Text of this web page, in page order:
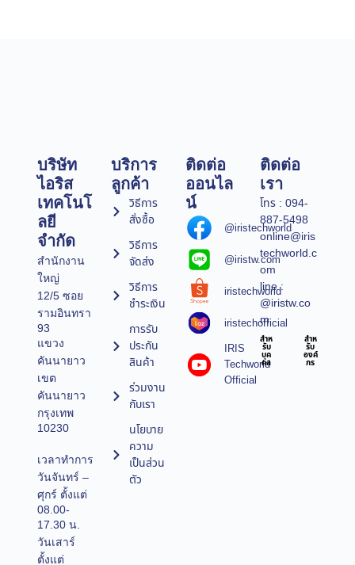
บริษัท
ไอริส
เทคโนโ
ลยี
จำกัด
สำนักงาน
ใหญ่
12/5 ซอย
รามอินทรา
93
แขวง
คันนายาว
เขต
คันนายาว
กรุงเทพ
10230
เวลาทำการ
วันจันทร์ –
ศุกร์ ตั้งแต่
08.00-
17.30 น.
วันเสาร์
ตั้งแต่
บริการ
ลูกค้า
วิธีการ
สั่งซื้อ
วิธีการ
จัดส่ง
วิธีการ
ชำระเงิน
การรับ
ประกัน
สินค้า
ร่วมงาน
กับเรา
นโยบาย
ความ
เป็นส่วน
ตัว
ติดต่อ
ออนไล
น์
@iristechworld
@iristw.com
iristechworld
iristechofficial
IRIS
Techworld
Official
ติดต่อ
เรา
โทร : 094-
887-5498
online@iris
techworld.c
om
line :
@iristw.co
m
สำห
รับ
บุค
คล
สำห
รับ
องค์
กร